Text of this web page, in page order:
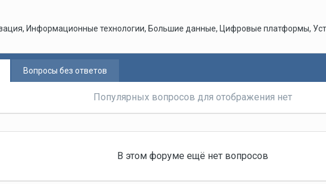
Информационные технологии, Большие данные, Цифровые платформы,
Вопросы без ответов
Популярных вопросов для отображения нет
В этом форуме ещё нет вопросов